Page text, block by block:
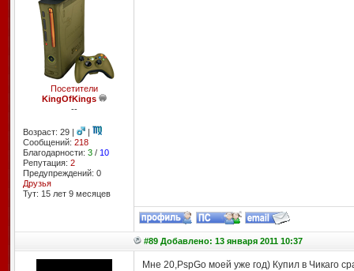
Посетители
KingOfKings
--
Возраст: 29 |
|
Сообщений: 218
Благодарности: 3/ 10
Репутация: 2
Предупреждений: 0
Друзья
Тут: 15 лет 9 месяцев
#89 Добавлено: 13 января 2011 10:37
Мне 20,PspGo моей уже год) Купил в Чикаго